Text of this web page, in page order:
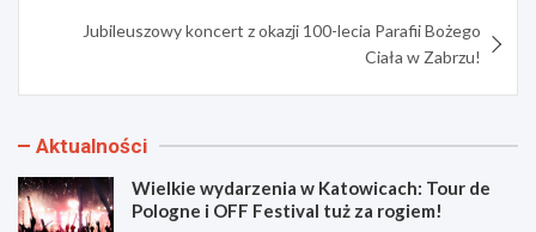
Jubileuszowy koncert z okazji 100-lecia Parafii Bożego
Ciała w Zabrzu!
Aktualności
Wielkie wydarzenia w Katowicach: Tour de
Pologne i OFF Festival tuż za rogiem!